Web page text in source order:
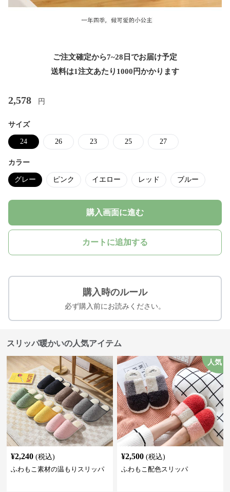
ご注文確定から7~28日でお届け予定
送料は1注文あたり 1000 円かかります
2,578 円
サイズ
24 26 23 25 27
カラー
グレー ピンク イエロー レッド ブルー
購入画面に進む
カートに追加する
購入時のルール
必ず購入前にお読みください。
スリッパ暖かいの人気アイテム
¥2,240 (税込)
ふわもこ素材の温もりスリッパ
人気
¥2,500 (税込)
ふわもこ配色スリッパ